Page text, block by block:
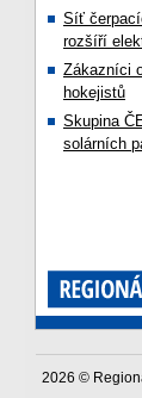
Síť
rozšíří
Zákazníci
hokejistů
Skupina
solárních
2026 ©